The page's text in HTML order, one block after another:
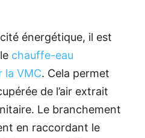
énergétique, il est
chauffe-eau
la VMC. Cela permet
de l’air extrait
Le branchement
en raccordant le